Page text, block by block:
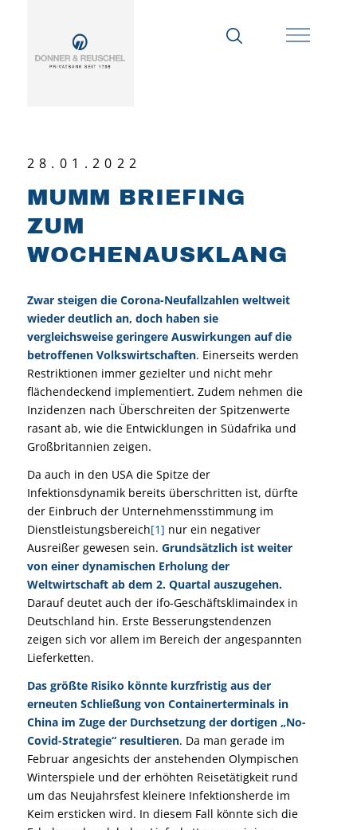
28.01.2022
MUMM BRIEFING
ZUM
WOCHENAUSKLANG
Zwar steigen die Corona-Neufallzahlen weltweit
wieder deutlich an, doch haben sie
vergleichsweise geringere Auswirkungen auf die
betroffenen Volkswirtschaften. Einerseits werden
Restriktionen immer gezielter und nicht mehr
flächendeckend implementiert. Zudem nehmen die
Inzidenzen nach Überschreiten der Spitzenwerte
rasant ab, wie die Entwicklungen in Südafrika und
Großbritannien zeigen.
Da auch in den USA die Spitze der
Infektionsdynamik bereits überschritten ist, dürfte
der Einbruch der Unternehmensstimmung im
Dienstleistungsbereich[1] nur ein negativer
Ausreißer gewesen sein. Grundsätzlich ist weiter
von einer dynamischen Erholung der
Weltwirtschaft ab dem 2. Quartal auszugehen.
Darauf deutet auch der ifo-Geschäftsklimaindex in
Deutschland hin. Erste Besserungstendenzen
zeigen sich vor allem im Bereich der angespannten
Lieferketten.
Das größte Risiko könnte kurzfristig aus der
erneuten Schließung von Containerterminals in
China im Zuge der Durchsetzung der dortigen „No-
Covid-Strategie“ resultieren. Da man gerade im
Februar angesichts der anstehenden Olympischen
Winterspiele und der erhöhten Reisetätigkeit rund
um das Neujahrsfest kleinere Infektionsherde im
Keim ersticken wird. In diesem Fall könnte sich die